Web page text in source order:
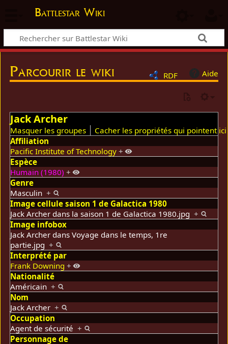
Battlestar Wiki
RDF Aide
Parcourir le wiki
Jack Archer
Masquer les groupes
Cacher les propriétés qui pointent ici
Affiliation
Pacific Institute of Technology +
Espèce
Humain (1980) +
Genre
Masculin+
Image cellule saison 1 de Galactica 1980
Jack Archer dans la saison 1 de Galactica 1980.jpg+
Image infobox
Jack Archer dans Voyage dans le temps, 1re
partie.jpg+
Interprété par
Frank Downing +
Nationalité
Américain+
Nom
Jack Archer+
Occupation
Agent de sécurité+
Personnage de